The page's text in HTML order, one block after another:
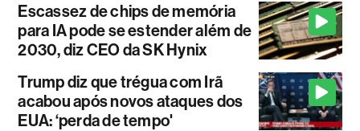
Escassez de chips de memória
para IA pode se estender além de
2030, diz CEO da SK Hynix
Trump diz que trégua com Irã
acabou após novos ataques dos
EUA: ‘perda de tempo'